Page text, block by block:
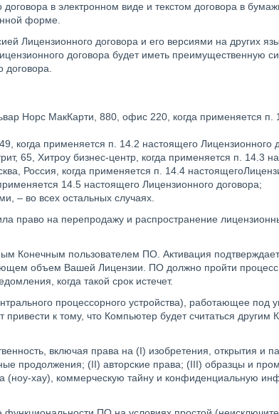
в электронном виде и текстом договора в
форме.
Лицензионного договора и его версиями на других
договора будет иметь преимущественную
Норс МакКарти, 880, офис 220, когда применяется п.
когда применяется п. 14.2 настоящего Лицензионного
65, Хитроу бизнес-центр, когда применяется п. 14.3
Россия, когда применяется п. 14.4
14.5 настоящего Лицензионного договора;
– во всех остальных случаях.
право на перепродажу и распространение
Конечным пользователем ПО. Активация
объем Вашей Лицензии. ПО должно пройти процесс
когда такой срок истечет.
процессорного устройства), работающее под
к тому, что Компьютер будет считаться другим
включая права на (I) изобретения, открытия и
продолжения; (II) авторские права; (III) образцы и
(ноу-хау), коммерческую тайну и конфиденциальную